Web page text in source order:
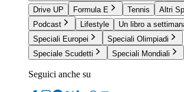
Drive UP
Formula E Tennis Altri
Podcast
Lifestyle
Un libro a
Speciali Europei
Speciali Olimpiadi
Speciale Scudetti
Speciali Mondiali
Seguici anche su